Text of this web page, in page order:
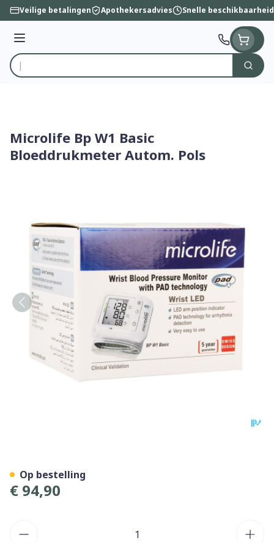
Ga naar de inhoud
Veilige betalingen Apothekersadvies Snelle beschikbaarheid
Menu
Product, merk, categorie...
Zoek
Microlife Bp W1 Basic
Bloeddrukmeter Autom. Pols
€ 94,90
Op bestelling